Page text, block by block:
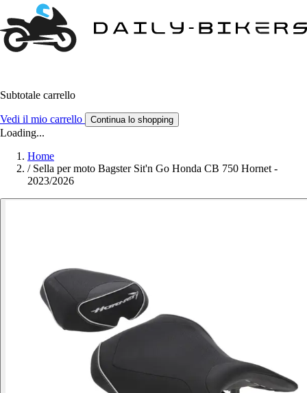
Subtotale carrello
Vedi il mio carrello Continua lo shopping
Loading...
Home
/ Sella per moto Bagster Sit'n Go Honda CB 750 Hornet -
2023/2026